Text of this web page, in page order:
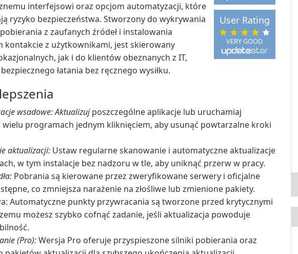
VERY GOOD
User Rating
interfejsowi oraz opcjom automatyzacji, które
ryzyko bezpieczeństwa. Stworzony do wykrywania
z zaufanych źródeł i instalowania
kontakcie z użytkownikami, jest skierowany
jak i do klientów obeznanych z IT,
łatania bez ręcznego wysiłku.
wsadowe: Aktualizujposzczególne aplikacje lub uruchamiaj
programach jednym kliknięciem, aby usunąć powtarzalne kroki
aktualizacji: Ustaw regularne skanowanie i automatyczne aktualizacje
w tym instalacje bez nadzoru w tle, aby uniknąć przerw w pracy.
Pobrania są kierowane przez zweryfikowane serwery i oficjalne
co zmniejsza narażenie na złośliwe lub zmienione pakiety.
Automatyczne punkty przywracania są tworzone przed krytycznymi
możesz szybko cofnąć zadanie, jeśli aktualizacja powoduje
(Pro):Wersja Pro oferuje przyspieszone silniki pobierania oraz